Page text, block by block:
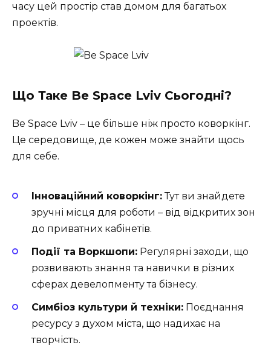
часу цей простір став домом для багатьох
проектів.
Що Таке Be Space Lviv Сьогодні?
Be Space Lviv – це більше ніж просто коворкінг.
Це середовище, де кожен може знайти щось
для себе.
Інноваційний коворкінг:Тут ви знайдете
зручні місця для роботи – від відкритих зон
до приватних кабінетів.
Події та Воркшопи: Регулярні заходи, що
розвивають знання та навички в різних
сферах девелопменту та бізнесу.
Симбіоз культури й техніки: Поєднання
ресурсу з духом міста, що надихає на
творчість.